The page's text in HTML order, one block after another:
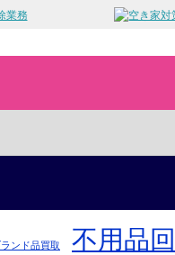
ランド品買取 不用品